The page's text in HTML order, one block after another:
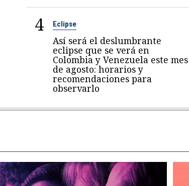
4 Eclipse
Así será el deslumbrante
eclipse que se verá en
Colombia y Venezuela este mes
de agosto: horarios y
recomendaciones para
observarlo